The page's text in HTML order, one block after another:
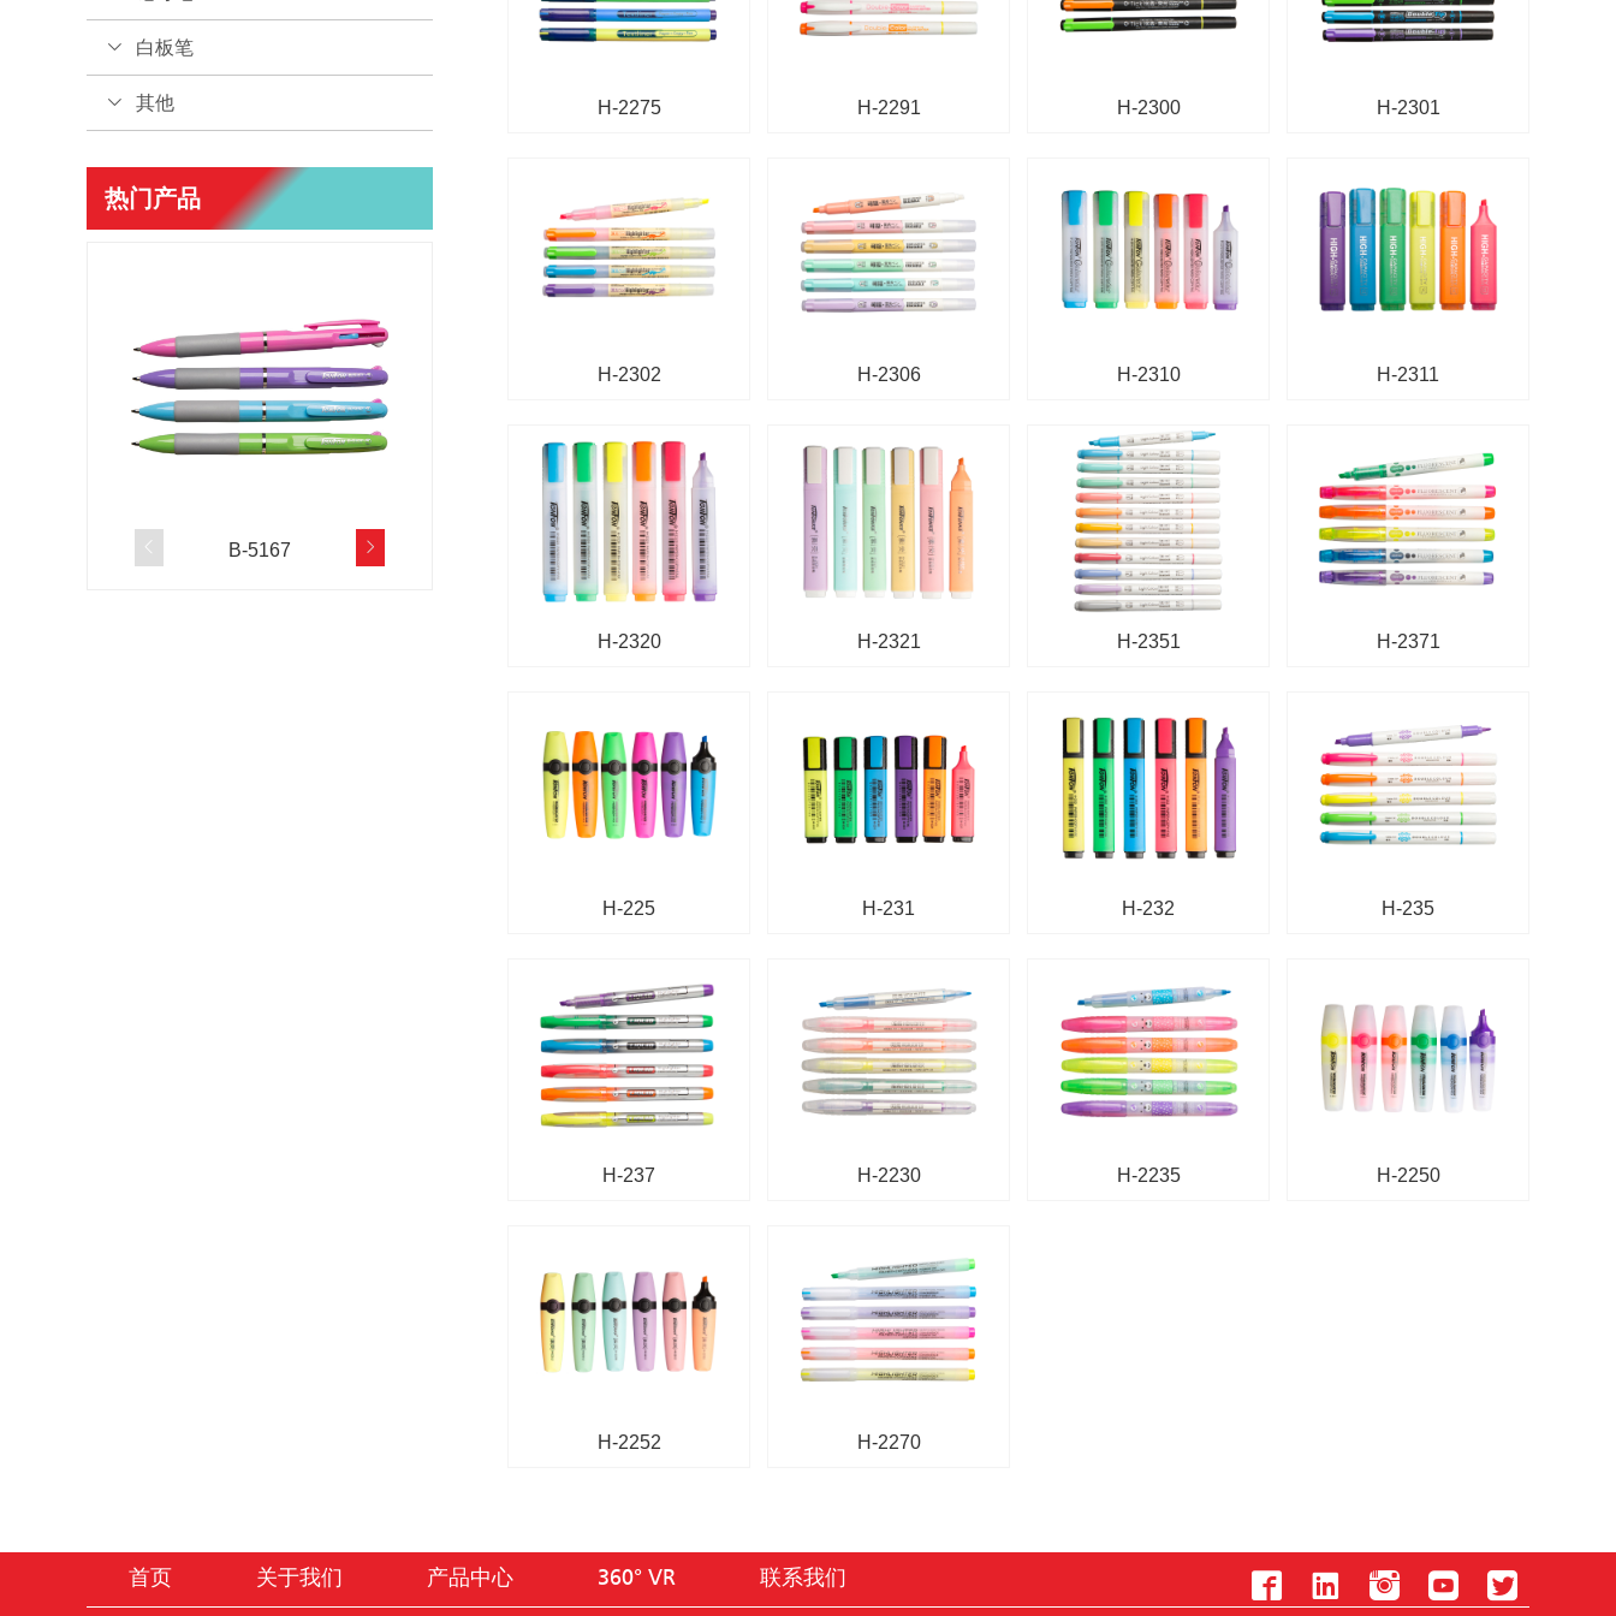
白板笔
其他
热门产品
B-5167 OG-7850 001
 
H-2275 H-2291 H-2300 H-2301
H-2302 H-2306 H-2310 H-2311
H-2320 H-2321 H-2351 H-2371
H-225 H-231 H-232 H-235
H-237 H-2230 H-2235 H-2250
H-2252 H-2270
首页 关于我们 产品中心 360° VR 联系我们     